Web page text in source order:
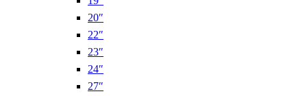
20″
22″
23″
24″
27″